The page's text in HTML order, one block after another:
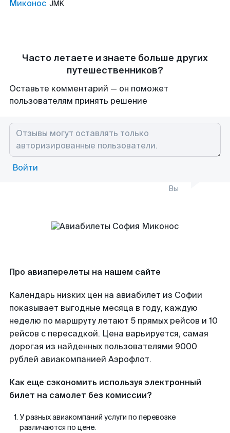
Миконос JMK
Часто летаете и знаете больше других
путешественников?
Оставьте комментарий — он поможет
пользователям принять решение
Войти
Вы
Про авиаперелеты на нашем сайте
Календарь низких цен на авиабилет из Софии
показывает выгодные месяца в году, каждую
неделю по маршруту летают 5 прямых рейсов и 10
рейсов с пересадкой. Цена варьируется, самая
дорогая из найденных пользователями 9000
рублей авиакомпанией Аэрофлот.
Как еще сэкономить используя электронный
билет на самолет без комиссии?
У разных авиакомпаний услуги по перевозке
различаются по цене.